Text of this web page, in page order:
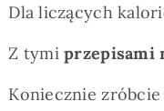
Dla liczących
Z tymiprzepisami
Koniecznie